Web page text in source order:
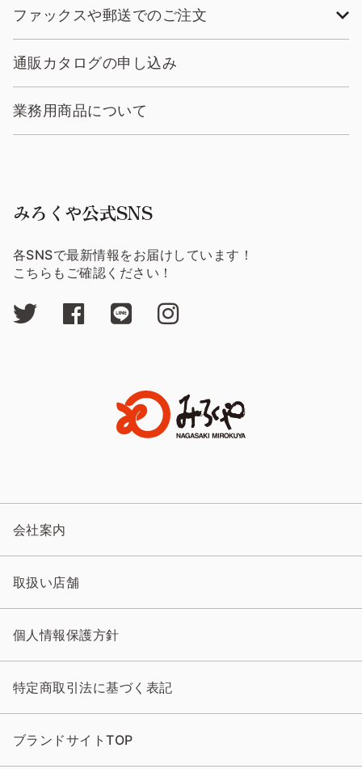
ファックスや郵送でのご注文
通販カタログの申し込み
業務用商品について
みろくや公式SNS
各SNSで最新情報をお届けしています！
こちらもご確認ください！
会社案内
取扱い店舗
個人情報保護方針
特定商取引法に基づく表記
ブランドサイトTOP